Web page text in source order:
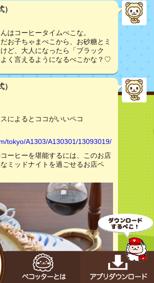
はコーヒータイムぺこな。
お子ちゃまぺこから、お砂糖とミ
ど、大人になったら「ブラック
く言えるようになるぺこかな？♡
によるとココがいいペコ
tokyo/A1303/A130301/13093019/
ーヒーを堪能するには、このお店
ミッドナイトを過ごせるお店ペ